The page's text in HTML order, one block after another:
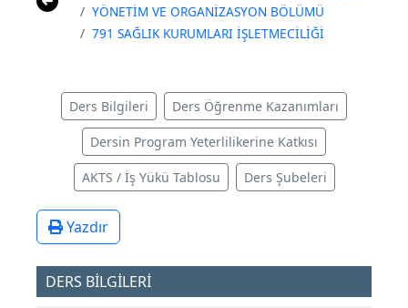
YÖNETİM VE ORGANİZASYON BÖLÜMÜ
791 SAĞLIK KURUMLARI İŞLETMECİLİĞİ
Ders Bilgileri Ders Öğrenme Kazanımları
Dersin Program Yeterlilikerine Katkısı
AKTS / İş Yükü Tablosu Ders Şubeleri
Yazdır
DERS BİLGİLERİ